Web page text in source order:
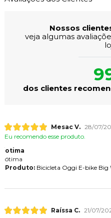
Nossos
veja algumas
dos clientes
Mesac V. 28/07/
Eu recomendo esse produto.
otima
ótima
Produto:Bicicleta Oggi E-bike Big
Raíssa C. 21/07/